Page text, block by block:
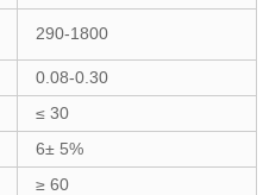
290-1800
0.08-0.30
≤ 30
6± 5%
≥ 60